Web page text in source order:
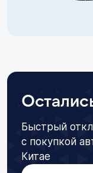
Быстрый
с покупкой
Китае